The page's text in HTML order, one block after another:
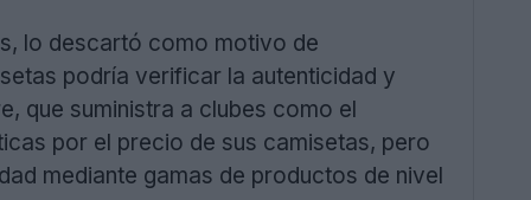
lo descartó como motivo de
podría verificar la autenticidad y
que suministra a clubes como el
por el precio de sus camisetas, pero
mediante gamas de productos de nivel